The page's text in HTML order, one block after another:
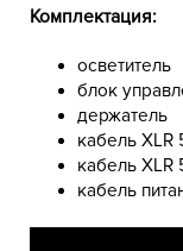
Комплектация:
осветитель
блок
держатель
кабель XLR
кабель XLR
кабель